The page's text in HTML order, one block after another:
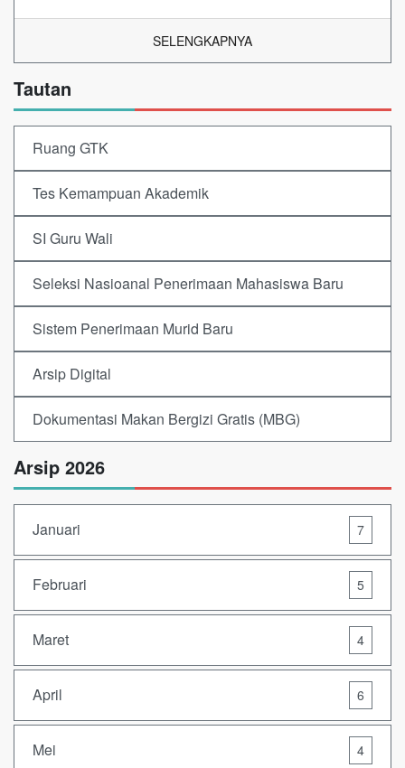
SELENGKAPNYA
Tautan
Ruang GTK
Tes Kemampuan Akademik
SI Guru Wali
Seleksi Nasioanal Penerimaan Mahasiswa Baru
Sistem Penerimaan Murid Baru
Arsip Digital
Dokumentasi Makan Bergizi Gratis (MBG)
Arsip 2026
Januari 7
Februari 5
Maret 4
April 6
Mei 4